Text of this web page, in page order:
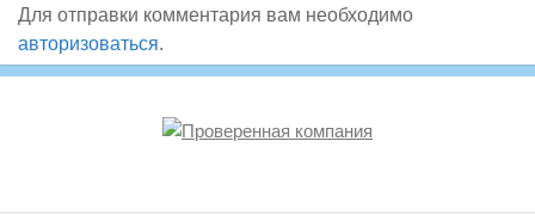
Для отправки комментария вам необходимо
авторизоваться.